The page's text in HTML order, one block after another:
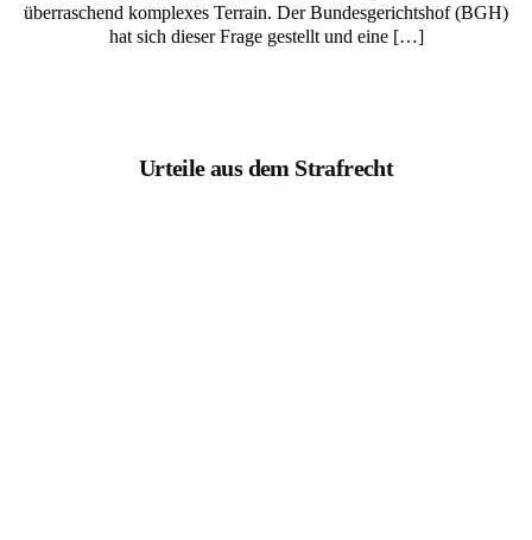
überraschend komplexes Terrain. Der Bundesgerichtshof (BGH)
hat sich dieser Frage gestellt und eine […]
Urteile aus dem Strafrecht